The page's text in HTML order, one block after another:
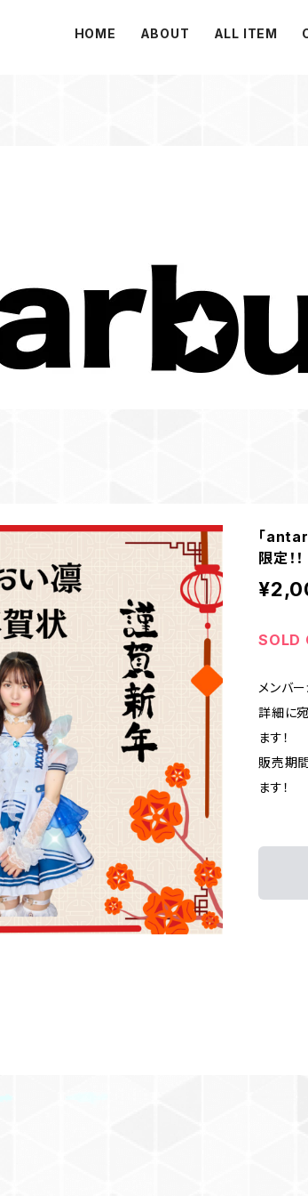
HOME ABOUT ALL ITEM
「
限定！！
SOLD
メンバ
詳細に
ます！
販売期
ます！